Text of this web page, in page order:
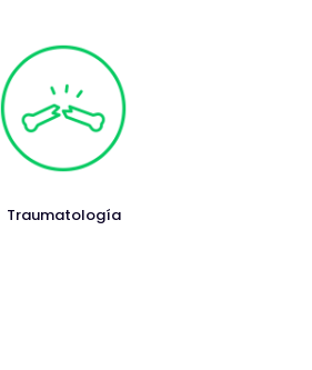
Traumatología